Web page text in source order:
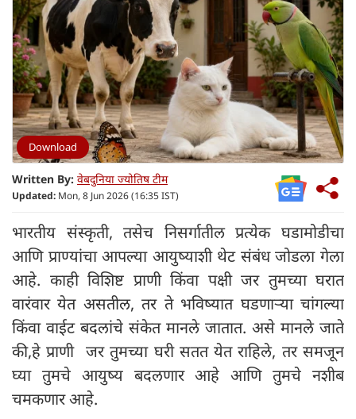
Download
Written By: वेबदुनिया ज्योतिष टीम
Updated: Mon, 8 Jun 2026 (16:35 IST)
भारतीय संस्कृती, तसेच निसर्गातील प्रत्येक घडामोडीचा
आणि प्राण्यांचा आपल्या आयुष्याशी थेट संबंध जोडला गेला
आहे. काही विशिष्ट प्राणी किंवा पक्षी जर तुमच्या घरात
वारंवार येत असतील, तर ते भविष्यात घडणाऱ्या चांगल्या
किंवा वाईट बदलांचे संकेत मानले जातात. असे मानले जाते
की,हे प्राणी जर तुमच्या घरी सतत येत राहिले, तर समजून
घ्या तुमचे आयुष्य बदलणार आहे आणि तुमचे नशीब
चमकणार आहे.